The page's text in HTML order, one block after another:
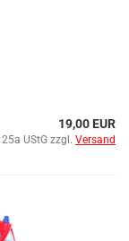
19,00 EUR
UStG zzgl. Versand